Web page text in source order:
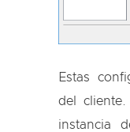
Estas
del
instancia